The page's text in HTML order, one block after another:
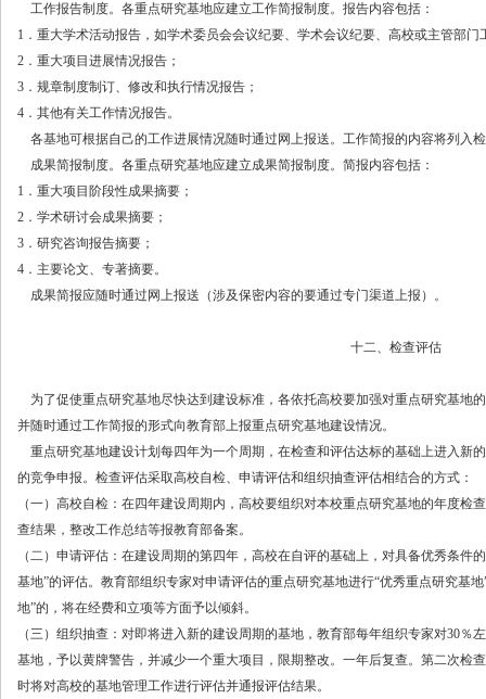
工作报告制度。各重点研究基地应建立工作简报制度。报告内容包括：
1．重大学术活动报告，如学术委员会会议纪要、学术会议纪要、高校或主管部门
2．重大项目进展情况报告；
3．规章制度制订、修改和执行情况报告；
4．其他有关工作情况报告。
各基地可根据自己的工作进展情况随时通过网上报送。工作简报的内容将列入
成果简报制度。各重点研究基地应建立成果简报制度。简报内容包括：
1．重大项目阶段性成果摘要；
2．学术研讨会成果摘要；
3．研究咨询报告摘要；
4．主要论文、专著摘要。
成果简报应随时通过网上报送（涉及保密内容的要通过专门渠道上报）。
十二、检查评估
为了促使重点研究基地尽快达到建设标准，各依托高校要加强对重点研究基地
并随时通过工作简报的形式向教育部上报重点研究基地建设情况。
重点研究基地建设计划每四年为一个周期，在检查和评估达标的基础上进入新
的竞争申报。检查评估采取高校自检、申请评估和组织抽查评估相结合的方式：
（一）高校自检：在四年建设周期内，高校要组织对本校重点研究基地的年度检
查结果，整改工作总结等报教育部备案。
（二）申请评估：在建设周期的第四年，高校在自评的基础上，对具备优秀条件
基地”的评估。教育部组织专家对申请评估的重点研究基地进行“优秀重点研究基
地”的，将在经费和立项等方面予以倾斜。
（三）组织抽查：对即将进入新的建设周期的基地，教育部每年组织专家对30％
基地，予以黄牌警告，并减少一个重大项目，限期整改。一年后复查。第二次检
时将对高校的基地管理工作进行评估并通报评估结果。